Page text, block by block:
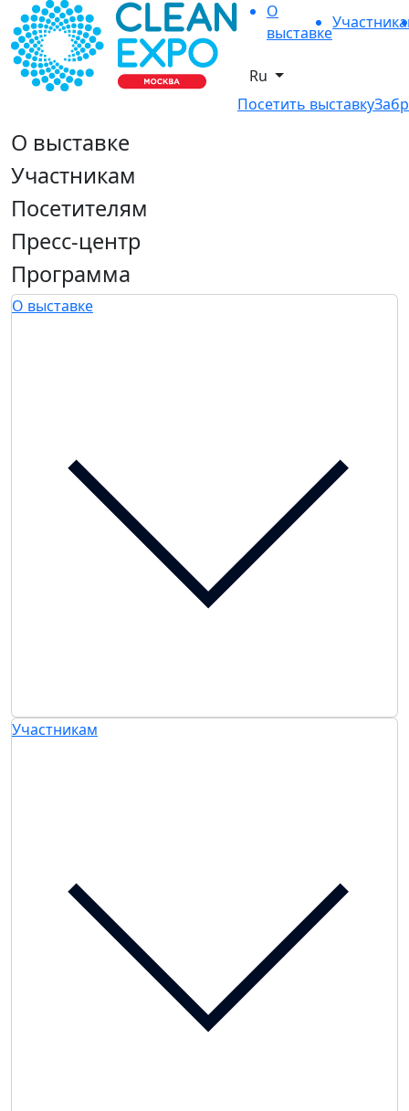
О
выставке
Ru
Посетить выставку
О выставке
Участникам
Посетителям
Пресс-центр
Программа
О выставке
Участникам